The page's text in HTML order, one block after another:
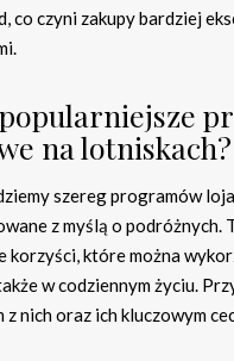
co czyni zakupy bardziej
na lotniskach?
szereg programów
z myślą o podróżnych.
korzyści, które można
w codziennym życiu.
nich oraz ich kluczowym